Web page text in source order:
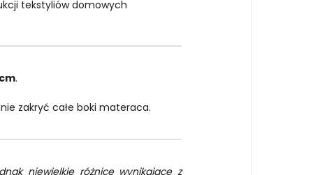
tekstyliów domowych
.
zakryć całe boki materaca.
niewielkie różnice wynikające z